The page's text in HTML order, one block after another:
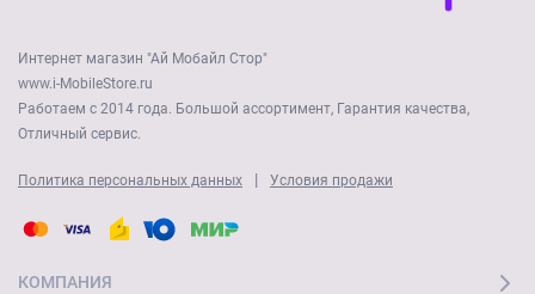
Интернет магазин "Ай Мобайл Стор"
www.i-MobileStore.ru
Работаем с 2014 года. Большой ассортимент, Гарантия качества,
Отличный сервис.
Политика персональных данных | Условия продажи
КОМПАНИЯ